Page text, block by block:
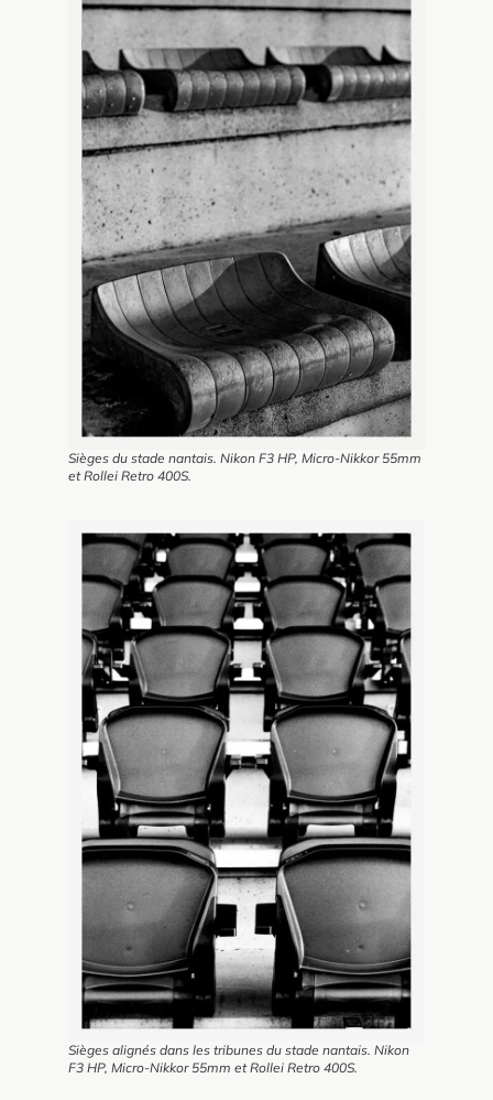
Sièges du stade nantais. Nikon F3 HP, Micro-Nikkor 55mm
et Rollei Retro 400S.
Sièges alignés dans les tribunes du stade nantais. Nikon
F3 HP, Micro-Nikkor 55mm et Rollei Retro 400S.